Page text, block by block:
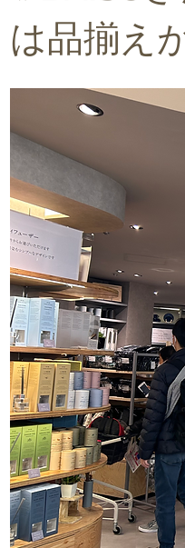
ップ 健康風水 ビ
開運パワー
は品揃え